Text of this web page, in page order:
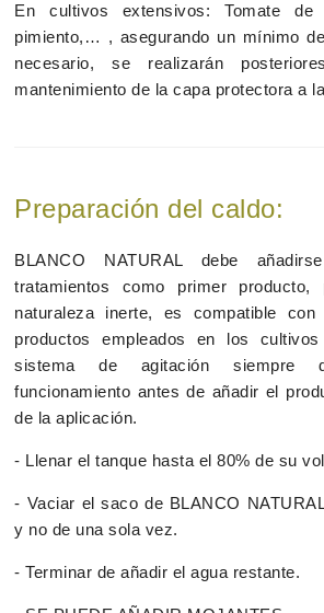
En cultivos extensivos: Tomate de
pimiento,… , asegurando un mínimo
necesario, se realizarán
mantenimiento de la capa protectora a
Preparación del caldo:
BLANCO NATURAL debe
tratamientos como primer
naturaleza inerte, es compatible
productos empleados en los
sistema de agitación siempre
funcionamiento antes de añadir el
de la aplicación.
- Llenar el tanque hasta el 80% de su
- Vaciar el saco de BLANCO
y no de una sola vez.
- Terminar de añadir el agua restante.